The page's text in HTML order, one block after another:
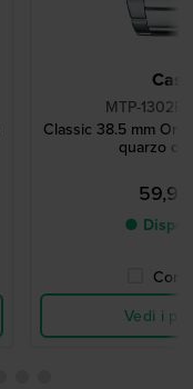
MTP-
Classic 38.5 mm
quarzo
●
Vedi i